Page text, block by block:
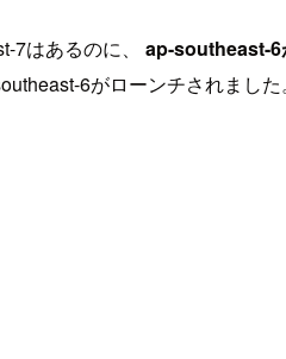
7はあるのに、 ap-southeast-6
6がローンチされまし